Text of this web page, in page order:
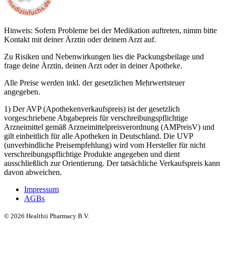
Hinweis: Sofern Probleme bei der Medikation auftreten, nimm bitte
Kontakt mit deiner Ärztin oder deinem Arzt auf.
Zu Risiken und Nebenwirkungen lies die Packungsbeilage und
frage deine Ärztin, deinen Arzt oder in deiner Apotheke.
Alle Preise werden inkl. der gesetzlichen Mehrwertsteuer
angegeben.
1) Der AVP (Apothekenverkaufspreis) ist der gesetzlich
vorgeschriebene Abgabepreis für verschreibungspflichtige
Arzneimittel gemäß Arzneimittelpreisverordnung (AMPreisV) und
gilt einheitlich für alle Apotheken in Deutschland. Die UVP
(unverbindliche Preisempfehlung) wird vom Hersteller für nicht
verschreibungspflichtige Produkte angegeben und dient
ausschließlich zur Orientierung. Der tatsächliche Verkaufspreis kann
davon abweichen.
Impressum
AGBs
© 2026 Healthii Pharmacy B.V.